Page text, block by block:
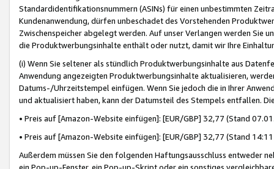
Standardidentifikationsnummern (ASINs) für einen unbestimmten
Kundenanwendung, dürfen unbeschadet des Vorstehenden
Zwischenspeicher abgelegt werden. Auf unser Verlangen werden Sie
die Produktwerbungsinhalte enthält oder nutzt, damit wir Ihre
(i) Wenn Sie seltener als stündlich Produktwerbungsinhalte aus
Anwendung angezeigten Produktwerbungsinhalte aktualisieren,
Datums-/Uhrzeitstempel einfügen. Wenn Sie jedoch die in Ihrer
und aktualisiert haben, kann der Datumsteil des Stempels entfallen.
• Preis auf [Amazon-Website einfügen]: [EUR/GBP] 32,77 (Stand
• Preis auf [Amazon-Website einfügen]: [EUR/GBP] 32,77 (Stand
Außerdem müssen Sie den folgenden Haftungsausschluss entweder
ein Pop-up-Fenster, ein Pop-up-Skript oder ein sonstiges